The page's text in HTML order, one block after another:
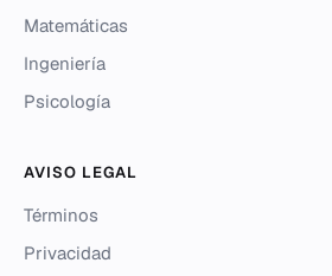
Matemáticas
Ingeniería
Psicología
AVISO LEGAL
Términos
Privacidad